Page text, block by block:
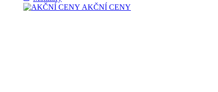
AKČNÍ CENY